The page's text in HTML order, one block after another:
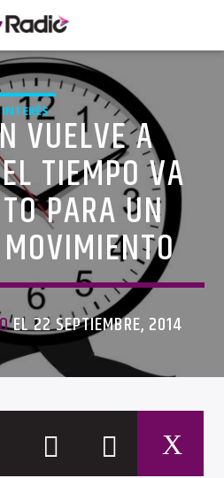
INTERÉSVUELVE A
TIEMPO VA
PARA UN
EL 22 SEPTIEMBRE, 2014